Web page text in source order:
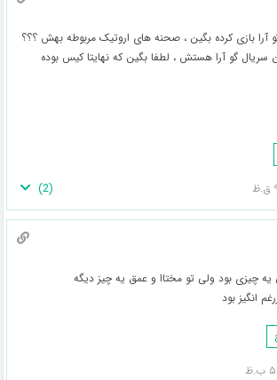
آرا بازی کرده بگین ، صحنه های اروتیک مربوطه بهش ؟؟؟
سریال گو آرا هستش ، لطفا بگین که نهایتا کیس بوده
(
2
)
یه چیزی بود ولی تو مختاا و عمق یه چیز دیگه
انگیز بود